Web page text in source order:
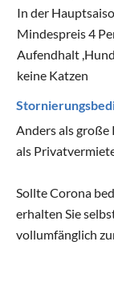
In der
Mindespreis 4
Aufendhalt
keine Katzen
Anders als
als
Sollte Corona
erhalten Sie
vollumfänglich